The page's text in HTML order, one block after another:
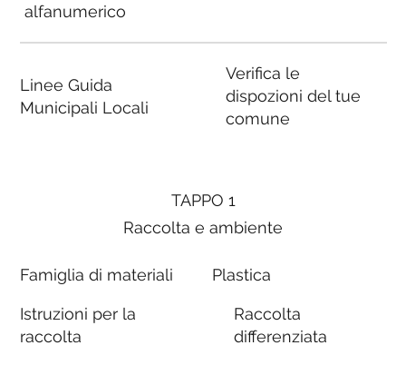
alfanumerico
Linee Guida
Municipali Locali
Verifica le
dispozioni del tue
comune
TAPPO 1
Raccolta e ambiente
Famiglia di materiali
Istruzioni per la
raccolta
Plastica
Raccolta
differenziata